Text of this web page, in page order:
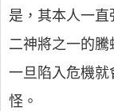
是，其本人一
二神將之一的騰
一旦陷入危機就
怪。